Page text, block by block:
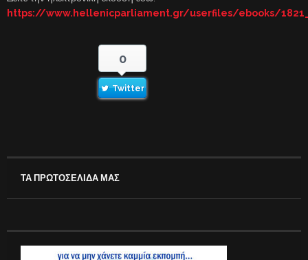
https://www.hellenicparliament.gr/userfiles/ebooks/
0
Twitter
ΤΑ ΠΡΩΤΟΣΕΛΙΔΑ ΜΑΣ